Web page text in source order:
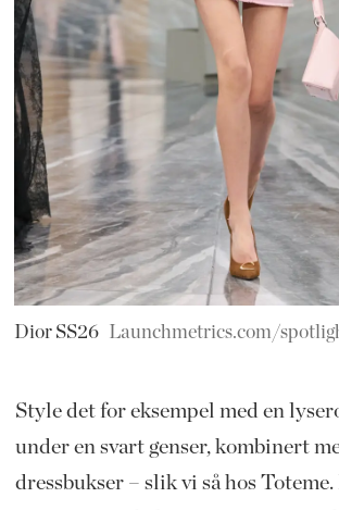
Dior SS26 Launchmetrics.com/
Style det for eksempel med en
under en svart genser, kombinert
dressbukser – slik vi så hos